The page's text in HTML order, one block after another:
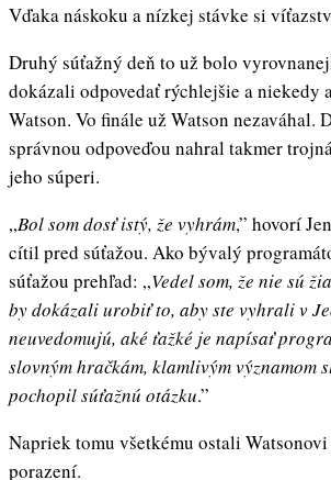
Vďaka náskoku a nízkej stávke si
Druhý súťažný deň to už bolo
dokázali odpovedať rýchlejšie a niekedy
Watson. Vo finále už Watson nezaváhal.
správnou odpoveďou nahral takmer
jeho súperi.
„Bol som dosť istý, že vyhrám,” hovorí
cítil pred súťažou. Ako bývalý
súťažou prehľad: „Vedel som, že nie sú
by dokázali urobiť to, aby ste vyhrali v
neuvedomujú, aké ťažké je napísať
slovným hračkám, klamlivým významom
pochopil súťažnú otázku.”
Napriek tomu všetkému ostali
porazení.